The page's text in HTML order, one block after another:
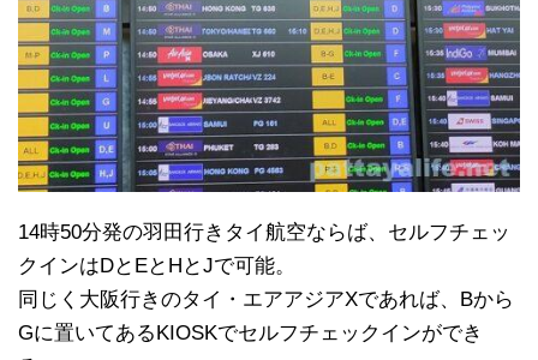
14時50分発の羽田行きタイ航空ならば、セルフチェッ
クインはDとEとHとJで可能。
同じく大阪行きのタイ・エアアジアXであれば、Bから
Gに置いてあるKIOSKでセルフチェックインができ